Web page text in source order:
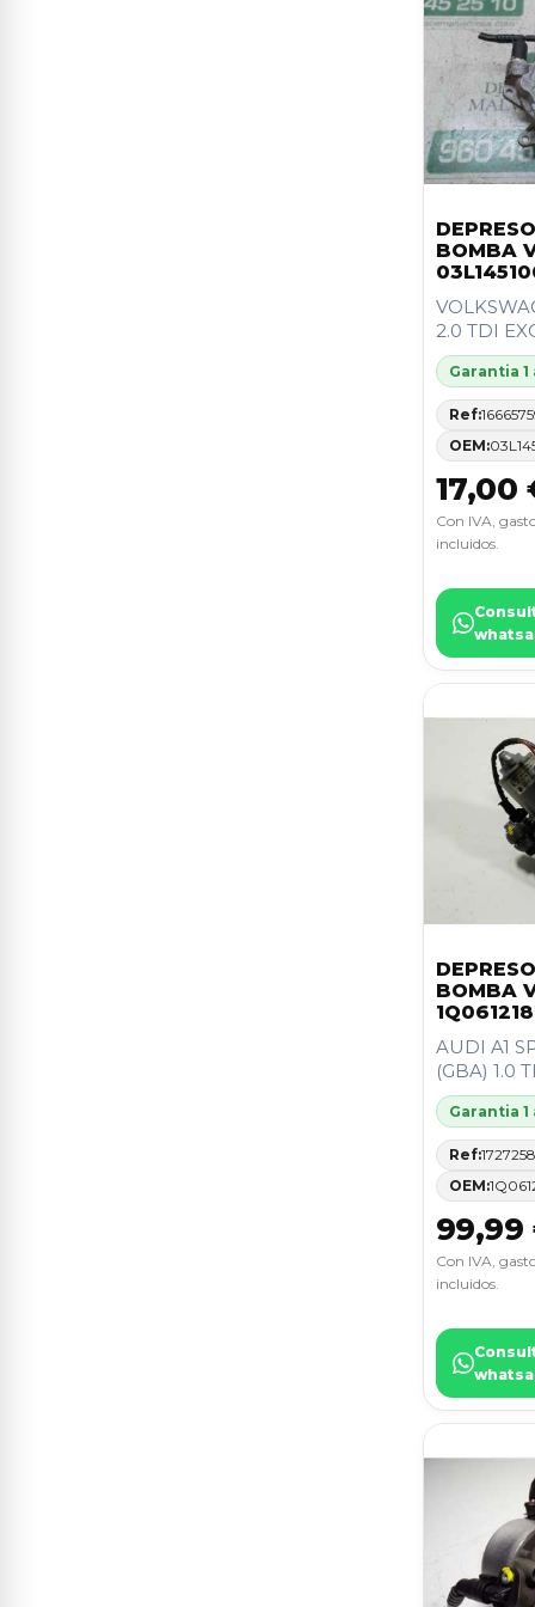
BOMBA
2.0 TDI
Garantia 1
Ref:
OEM:
17,00
Con IVA,
incluidos.
BOMBA
AUDI A1
(GBA) 1.0
Garantia 1
Ref:
OEM:
99,99
Con IVA,
incluidos.